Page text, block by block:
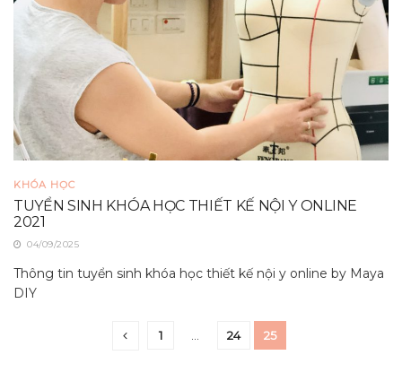
KHÓA HỌC
TUYỂN SINH KHÓA HỌC THIẾT KẾ NỘI Y ONLINE
2021
04/09/2025
Thông tin tuyển sinh khóa học thiết kế nội y online by Maya
DIY
1 … 24 25